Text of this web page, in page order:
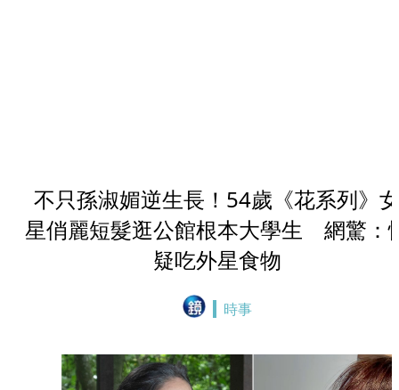
不只孫淑媚逆生長！54歲《花系列》
星俏麗短髮逛公館根本大學生 網驚：
疑吃外星食物
時事